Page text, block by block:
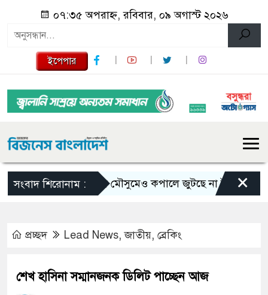
০৭:৩৫ অপরাহ্ন, রবিবার, ০৯ অগাস্ট ২০২৬
ইপেপার
সংবাদ শিরোনাম :ভরা মৌসুমেও কপালে জুটছে না ইলিশ, দাম বেশ
×
প্রচ্ছদ Lead News,জাতীয়, ব্রেকিং
শেখ হাসিনা সম্মানজনক ডিলিট পাচ্ছেন আজ